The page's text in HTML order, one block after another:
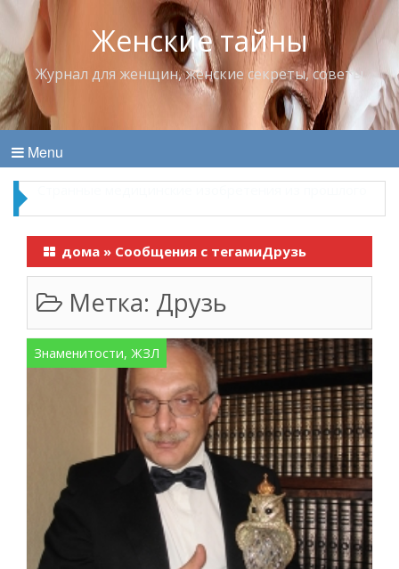
Женские тайны
Журнал для женщин, женские секреты, советы
Menu
дома » Сообщения с тегамиДрузь
Метка: Друзь
Знаменитости, ЖЗЛ